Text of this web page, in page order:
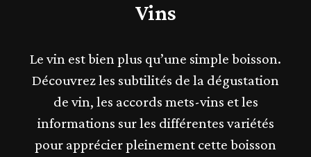
Vins
Le vin est bien plus qu’une simple boisson.
Découvrez les subtilités de la dégustation
de vin, les accords mets-vins et les
informations sur les différentes variétés
pour apprécier pleinement cette boisson